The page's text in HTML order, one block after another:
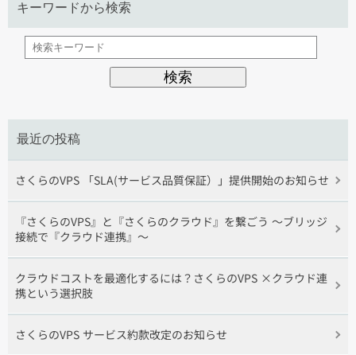
キーワードから検索
最近の投稿
さくらのVPS 「SLA(サービス品質保証）」提供開始のお知らせ
『さくらのVPS』と『さくらのクラウド』を繋ごう 〜ブリッジ
接続で『クラウド連携』〜
クラウドコストを最適化するには？さくらのVPS ×クラウド連
携という選択肢
さくらのVPS サービス約款改定のお知らせ